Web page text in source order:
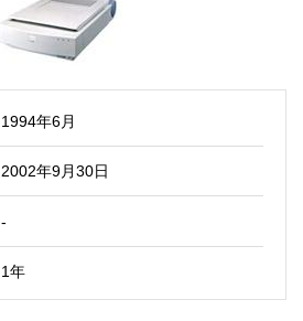
1994年6月
2002年9月30日
-
1年